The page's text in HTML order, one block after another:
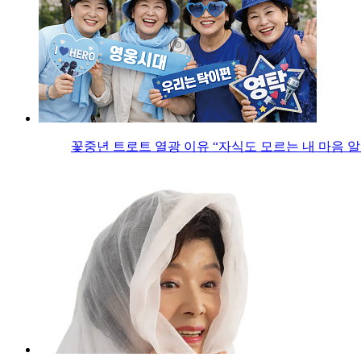
꽃중년 트로트 열광 이유 “자식도 모르는 내 마음